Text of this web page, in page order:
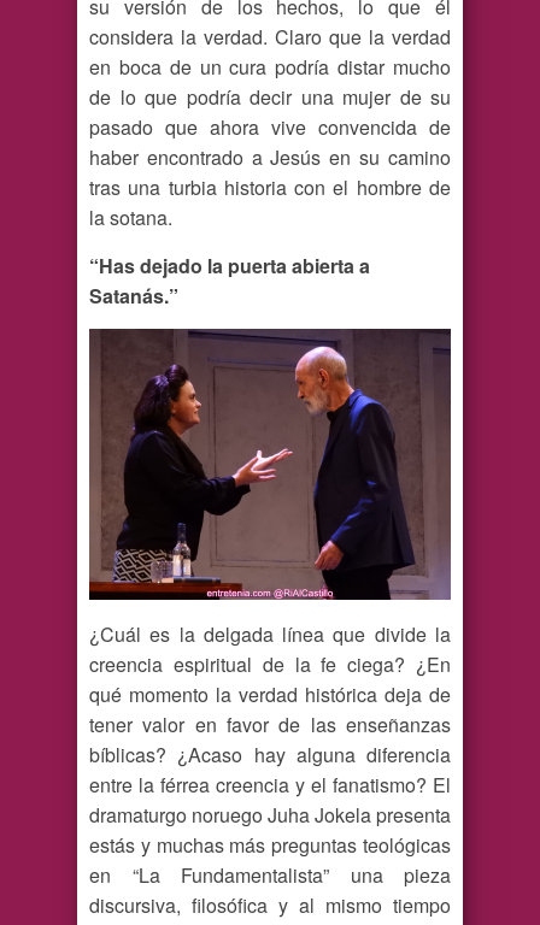
su versión de los hechos, lo que él
considera la verdad. Claro que la verdad
en boca de un cura podría distar mucho
de lo que podría decir una mujer de su
pasado que ahora vive convencida de
haber encontrado a Jesús en su camino
tras una turbia historia con el hombre de
la sotana.
“Has dejado la puerta abierta a
Satanás.”
¿Cuál es la delgada línea que divide la
creencia espiritual de la fe ciega? ¿En
qué momento la verdad histórica deja de
tener valor en favor de las enseñanzas
bíblicas? ¿Acaso hay alguna diferencia
entre la férrea creencia y el fanatismo? El
dramaturgo noruego Juha Jokela presenta
estás y muchas más preguntas teológicas
en “La Fundamentalista” una pieza
discursiva, filosófica y al mismo tiempo